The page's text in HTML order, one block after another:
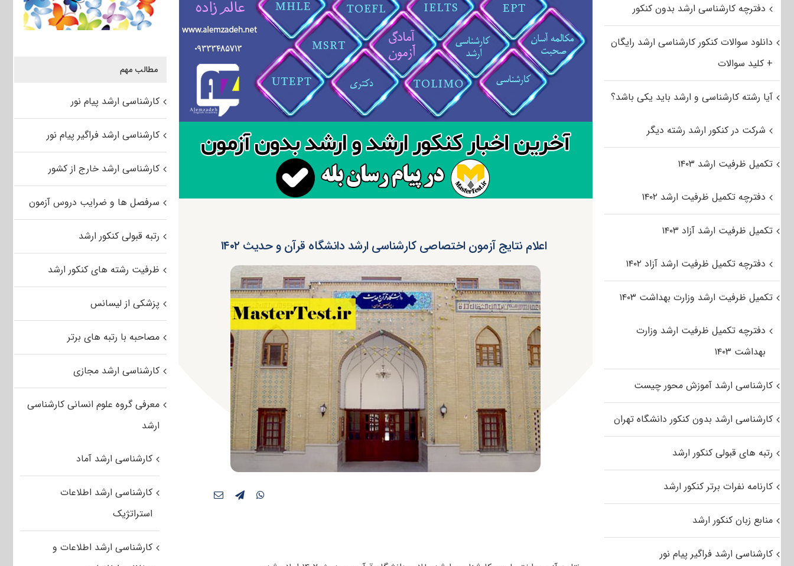
اعلام نتایج آزمون اختصاصی کارشناسی ارشد دانشگاه قرآن و حدیث ۱۴۰۲
مطالب مهم
کارشناسی ارشد پیام نور
کارشناسی ارشد فراگیر پیام نور
کارشناسی ارشد خارج از کشور
سرفصل ها و ضرایب دروس آزمون
رتبه قبولی کنکور ارشد
ظرفیت رشته های کنکور ارشد
پزشکی از لیسانس
مصاحبه با رتبه های برتر
کارشناسی ارشد مجازی
معرفی گروه علوم انسانی کارشناسی
ارشد
کارشناسی ارشد آماد
کارشناسی ارشد اطلاعات
استراتژیک
کارشناسی ارشد اطلاعات و
دفترچه کارشناسی ارشد بدون کنکور
دانلود سوالات کنکور کارشناسی ارشد رایگان
+ کلید سوالات
آیا رشته کارشناسی و ارشد باید یکی باشد؟
شرکت در کنکور ارشد رشته دیگر
تکمیل ظرفیت ارشد ۱۴۰۳
دفترچه تکمیل ظرفیت ارشد ۱۴۰۲
تکمیل ظرفیت ارشد آزاد ۱۴۰۳
دفترچه تکمیل ظرفیت ارشد آزاد ۱۴۰۲
تکمیل ظرفیت ارشد وزارت بهداشت ۱۴۰۳
دفترچه تکمیل ظرفیت ارشد وزارت
بهداشت ۱۴۰۳
کارشناسی ارشد آموزش محور چیست
کارشناسی ارشد بدون کنکور دانشگاه تهران
رتبه های قبولی کنکور ارشد
کارنامه نفرات برتر کنکور ارشد
منابع زبان کنکور ارشد
کارشناسی ارشد فراگیر پیام نور